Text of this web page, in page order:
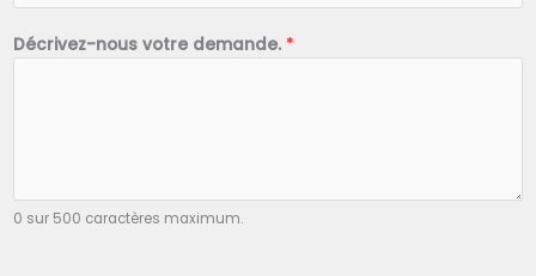
Décrivez-nous votre demande. *
0 sur 500 caractères maximum.